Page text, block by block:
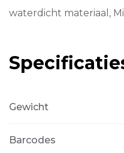
waterdicht materiaal,
Gewicht
Barcodes